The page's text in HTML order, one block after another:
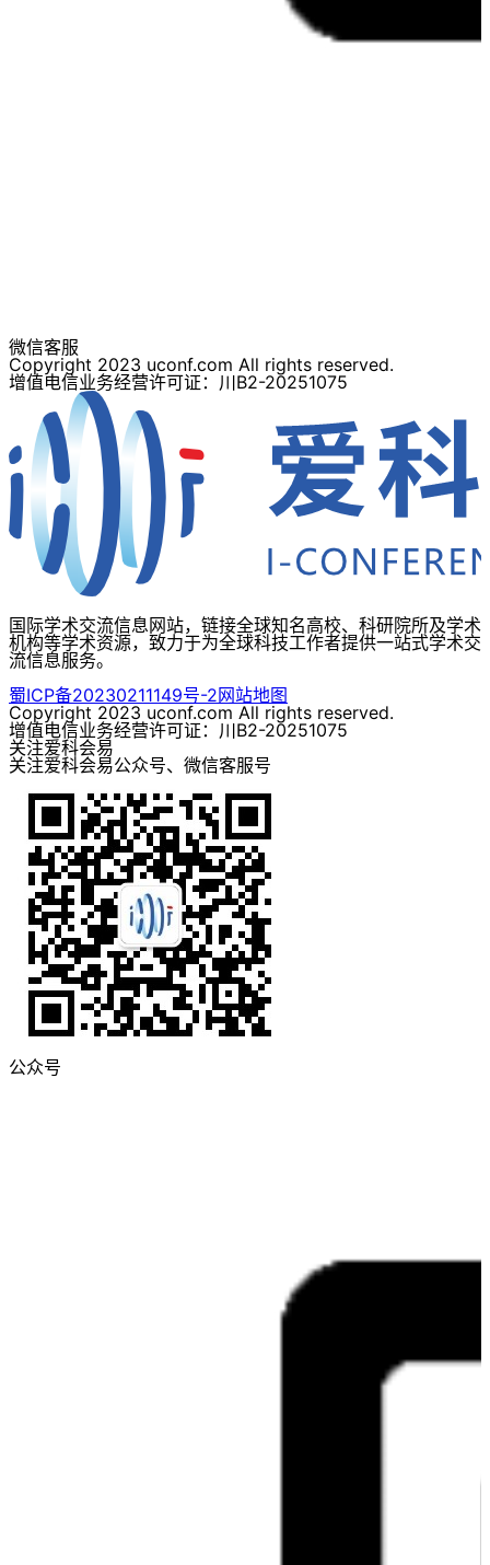
微信客服
Copyright 2023 uconf.com All rights reserved.
增值电信业务经营许可证：川B2-20251075
国际学术交流信息网站，链接全球知名高校、科研院所及学术
机构等学术资源，致力于为全球科技工作者提供一站式学术交
流信息服务。
蜀ICP备20230211149号-2网站地图
Copyright 2023 uconf.com All rights reserved.
增值电信业务经营许可证：川B2-20251075
关注爱科会易
关注爱科会易公众号、微信客服号
公众号